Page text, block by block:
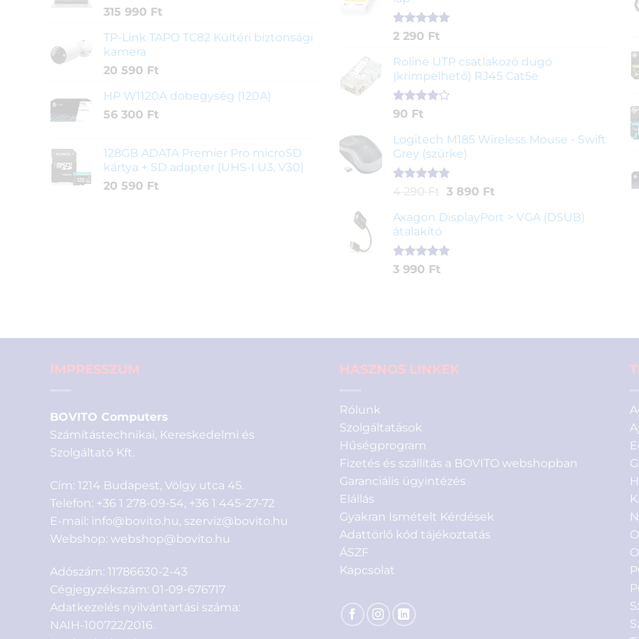
315 990 Ft
TP-Link TAPO TC82 Kültéri biztonsági
kamera
20 590 Ft
HP W1120A dobegység (120A)
56 300 Ft
128GB ADATA Premier Pro microSD
kártya + SD adapter (UHS-I U3, V30)
20 590 Ft
alapján
Értékelés
ből,
2
értékelés
alapján
2 290 Ft
Roline UTP csatlakozó dugó
(krimpelhető) RJ45 Cat5e
Értékelés
5-ből,
2
értékelés
alapján
90 Ft
Logitech M185 Wireless Mouse - Swift
Grey (szürke)
Értékelés
ből,
1
értékelés
alapján
4 290 Ft Original
was:
290 Ft.
3 890 FtCurrent
is:
Axagon DisplayPort > VGA (DSUB)
átalakító
Értékelés
1
3 990 Ft
IMPRESSZUM
BOVITO Computers
Számítástechnikai, Kereskedelmi és
Szolgáltató Kft.
Cím: 1214 Budapest, Völgy utca 45.
Telefon: +36 1 278-09-54, +36 1 445-27-72
E-mail: info@bovito.hu, szerviz@bovito.hu
Webshop: webshop@bovito.hu
Adószám: 11786630-2-43
Cégjegyzékszám: 01-09-676717
Adatkezelés nyilvántartási száma:
NAIH-100722/2016.
HASZNOS LINKEK
Rólunk
Szolgáltatások
Hűségprogram
Fizetés és szállítás a BOVITO webshopban
Garanciális ügyintézés
Elállás
Gyakran Ismételt Kérdések
Adattörlő kód tájékoztatás
ÁSZF
Kapcsolat